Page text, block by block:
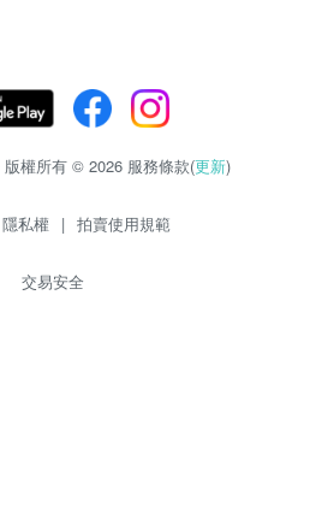
版權所有 © 2026 服務條款(更新)
隱私權 | 拍賣使用規範
交易安全